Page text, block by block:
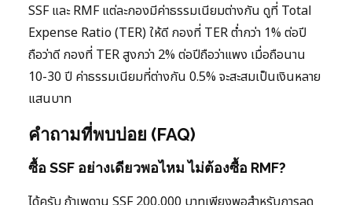
SSF และ RMF แต่ละกองมีค่าธรรมเนียมต่างกัน ดูที่ Total
Expense Ratio (TER) ให้ดี กองที่ TER ต่ำกว่า 1% ต่อปี
ถือว่าดี กองที่ TER สูงกว่า 2% ต่อปีถือว่าแพง เมื่อถือนาน
10-30 ปี ค่าธรรมเนียมที่ต่างกัน 0.5% จะสะสมเป็นเงินหลาย
แสนบาท
คำถามที่พบบ่อย (FAQ)
ซื้อ SSF อย่างเดียวพอไหม ไม่ต้องซื้อ RMF?